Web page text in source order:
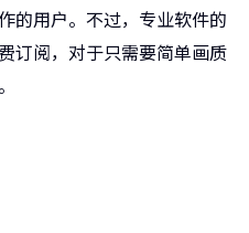
的用户。不过，专业软件的
订阅，对于只需要简单画质